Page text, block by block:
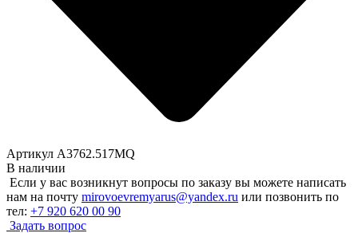
Артикул A3762.517MQ
В наличии
Если у вас возникнут вопросы по заказу вы можете написать
нам на почту mirovoevremyarus@yandex.ru или позвонить по
тел: +7 920 620 00 90
Задать вопрос